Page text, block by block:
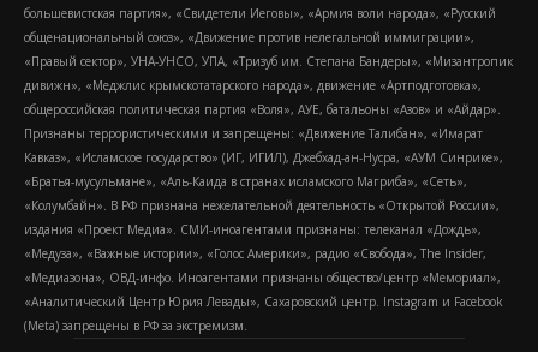
большевистская партия», «Свидетели Иеговы», «Армия воли народа», «Русский
общенациональный союз», «Движение против нелегальной иммиграции»,
«Правый сектор», УНА-УНСО, УПА, «Тризуб им. Степана Бандеры», «Мизантропик
дивижн», «Меджлис крымскотатарского народа», движение «Артподготовка»,
общероссийская политическая партия «Воля», АУЕ, батальоны «Азов» и «Айдар».
Признаны террористическими и запрещены: «Движение Талибан», «Имарат
Кавказ», «Исламское государство» (ИГ, ИГИЛ), Джебхад-ан-Нусра, «АУМ Синрике»,
«Братья-мусульмане», «Аль-Каида в странах исламского Магриба», «Сеть»,
«Колумбайн». В РФ признана нежелательной деятельность «Открытой России»,
издания «Проект Медиа». СМИ-иноагентами признаны: телеканал «Дождь»,
«Медуза», «Важные истории», «Голос Америки», радио «Свобода», The Insider,
«Медиазона», ОВД-инфо. Иноагентами признаны общество/центр «Мемориал»,
«Аналитический Центр Юрия Левады», Сахаровский центр. Instagram и Facebook
(Metа) запрещены в РФ за экстремизм.